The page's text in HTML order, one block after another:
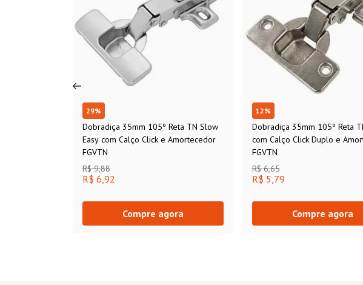
29%
Dobradiça 35mm 105º Reta TN Slow
Easy com Calço Click e Amortecedor
FGVTN
R$ 9,88
R$ 6,92
Compre agora
12%
Dobradiça 35mm 105º Reta
com Calço Click Duplo e
FGVTN
R$ 6,65
R$ 5,79
Compre agora